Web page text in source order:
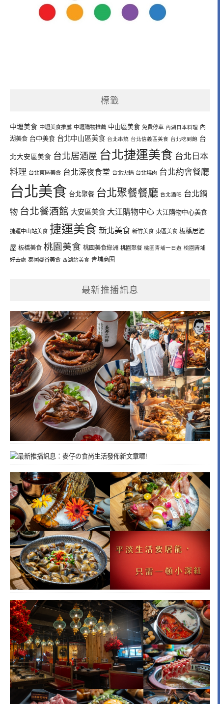
標籤
中壢美食 中壢美食推薦 中壢購物推薦 中山區美食 免費停車 內湖日本料理 內
湖美食 台中美食 台北中山區美食 台北串燒 台北信義區美食 台北吃到飽 台
北大安區美食 台北居酒屋 台北捷運美食 台北日本
料理 台北東區美食 台北深夜食堂 台北火鍋 台北燒肉 台北約會餐廳
台北美食 台北聚餐 台北聚餐餐廳 台北酒吧 台北鍋
物 台北餐酒館 大安區美食 大江購物中心 大江購物中心美食
捷運中山站美食 捷運美食 新北美食 新竹美食 東區美食 板橋居酒
屋 板橋美食 桃園美食 桃園美食綠洲 桃園聚餐 桃園青埔一日遊 桃園青埔
好去處 泰國曼谷美食 西湖站美食 青埔商圈
最新推播訊息